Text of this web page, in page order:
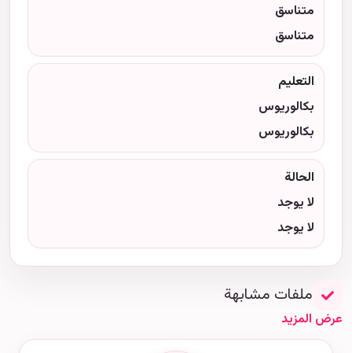
متناسق
متناسق
التعليم
بكالوريوس
بكالوريوس
الحالة
لا يوجد
لا يوجد
ملفات مشابهة
عرض المزيد